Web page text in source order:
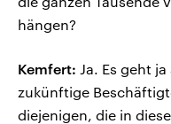
hängen?
Kemfert: Ja. Es geht
zukünftige
diejenigen, die in